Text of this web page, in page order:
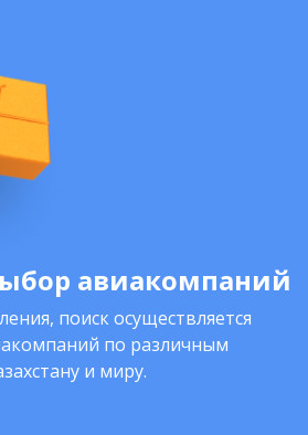
авиакомпаний
поиск осуществляется
по различным
и миру.